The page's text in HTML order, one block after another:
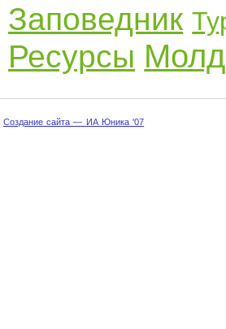
Заповедник
Ресурсы
Создание сайта — ИА Юника '07